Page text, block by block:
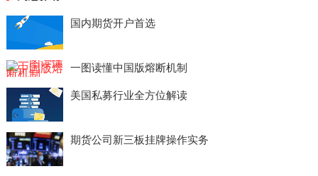
国内期货开户首选
一图读懂中国版熔断机制
美国私募行业全方位解读
期货公司新三板挂牌操作实务